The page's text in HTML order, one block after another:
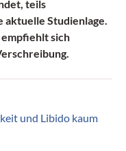
teils
Studienlage.
sich
und Libido kaum